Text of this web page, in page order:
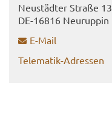
Neu­städ­ter Stra­ße 13
DE-​16816 Neu­rup­pin
E-​Mail
Telematik-​Adressen